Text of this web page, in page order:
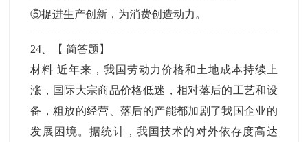
⑤捉进生产创新，为消费创造动力。
24 、【简答题 】
材料 近年来，我国劳动力价格和土地成本持续上
涨，国际大宗商品价格低迷，相对落后的工艺和设
备，粗放的经营、落后的产能都加剧了我国企业的
发展困境。据统计，我国技术的对外依存度高达